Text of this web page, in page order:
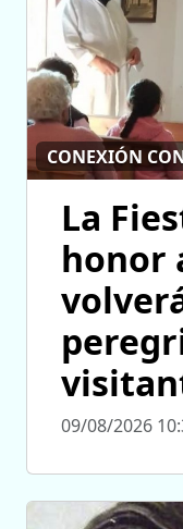
CONEXIÓN
La
honor
09/08/2026